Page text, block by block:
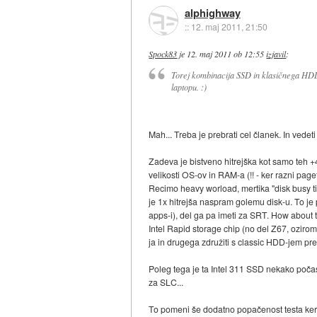
alphighway
:: 12. maj 2011, 21:50
Spock83 je 12. maj 2011 ob 12:55 izjavil:
Torej kombinacija SSD in klasičnega
laptopu. :)
Mah... Treba je prebrati cel članek. In
Zadeva je bistveno hitrejška kot samo teh
velikosti OS-ov in RAM-a (!! - ker razni
Recimo heavy worload, mertika "disk busy
je 1x hitrejša naspram golemu disk-u. To
apps-i), del ga pa imeti za SRT. How
Intel Rapid storage chip (no del Z67,
ja in drugega združiti s classic HDD-jem
Poleg tega je ta Intel 311 SSD nekako
za SLC...
To pomeni še dodatno popačenost testa